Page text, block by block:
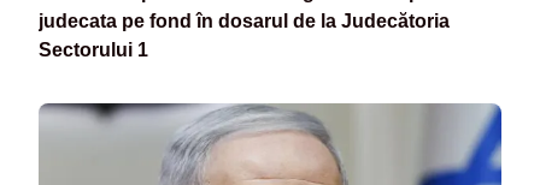
judecata pe fond în dosarul de la Judecătoria
Sectorului 1